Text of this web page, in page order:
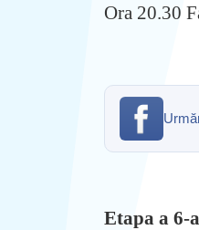
Ora 20.30
Etapa a 6-